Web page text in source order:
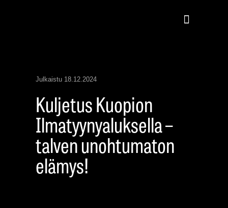
Julkaistu 18.12.2024
Kuljetus Kuopion
Ilmatyynyaluksella –
talven unohtumaton
elämys!